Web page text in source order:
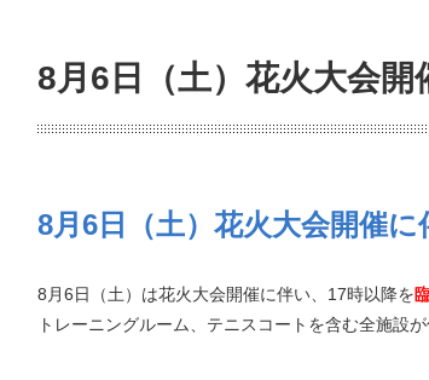
8月6日（土）花火大会
8月6日（土）花火大会開催
8月6日（土）は花火大会開催に伴い、17時以降を
トレーニングルーム、テニスコートを含む全施設が